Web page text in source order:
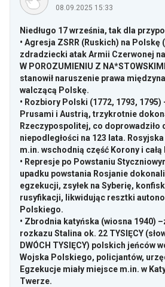
08.09.2025 15:33
Niedługo 17 września, tak dla
• Agresja ZSRR (Ruskich) na Polskę
zdradziecki atak Armii Czerwonej
W POROZUMIENIU Z
stanowił naruszenie prawa
walczącą Polskę.
• Rozbiory Polski (1772, 1793,
Prusami i Austrią, trzykrotnie
Rzeczypospolitej, co doprowadziło
niepodległości na 123 lata.
m.in. wschodnią część Korony i całą
• Represje po Powstaniu
upadku powstania Rosjanie
egzekucji, zsyłek na Syberię,
rusyfikacji, likwidując resztki
Polskiego.
• Zbrodnia katyńska (wiosna 1940)
rozkazu Stalina ok. 22 TYSIĘCY
DWÓCH TYSIĘCY) polskich jeńców
Wojska Polskiego, policjantów,
Egzekucje miały miejsce m.in. w
Twerze.